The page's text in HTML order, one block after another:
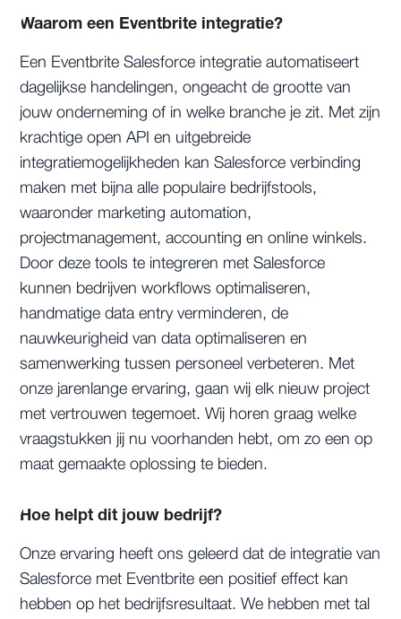
Waarom een Eventbrite integratie?
Een Eventbrite Salesforce integratie automatiseert
dagelijkse handelingen, ongeacht de grootte van
jouw onderneming of in welke branche je zit. Met zijn
krachtige open API en uitgebreide
integratiemogelijkheden kan Salesforce verbinding
maken met bijna alle populaire bedrijfstools,
waaronder marketing automation,
projectmanagement, accounting en online winkels.
Door deze tools te integreren met Salesforce
kunnen bedrijven workflows optimaliseren,
handmatige data entry verminderen, de
nauwkeurigheid van data optimaliseren en
samenwerking tussen personeel verbeteren. Met
onze jarenlange ervaring, gaan wij elk nieuw project
met vertrouwen tegemoet. Wij horen graag welke
vraagstukken jij nu voorhanden hebt, om zo een op
maat gemaakte oplossing te bieden.
Hoe helpt dit jouw bedrijf?
Onze ervaring heeft ons geleerd dat de integratie van
Salesforce met Eventbrite een positief effect kan
hebben op het bedrijfsresultaat. We hebben met tal